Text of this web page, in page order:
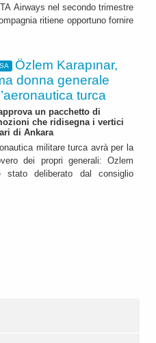
Airways nel secondo trimestre
ritiene opportuno fornire
Özlem Karapınar,
donna generale
turca
un pacchetto di
che ridisegna i vertici
di Ankara
militare turca avrà per la
dei propri generali: Ozlem
stato deliberato dal consiglio